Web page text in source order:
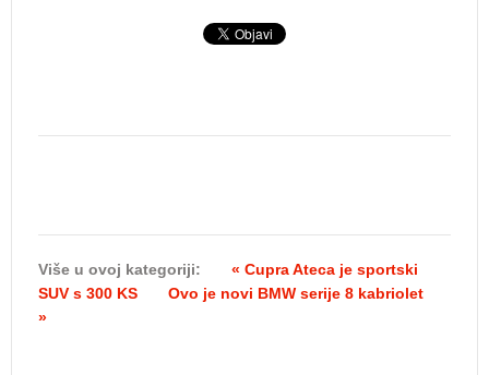
Više u ovoj kategoriji:
« Cupra Ateca je sportski
SUV s 300 KS
Ovo je novi BMW serije 8 kabriolet
»